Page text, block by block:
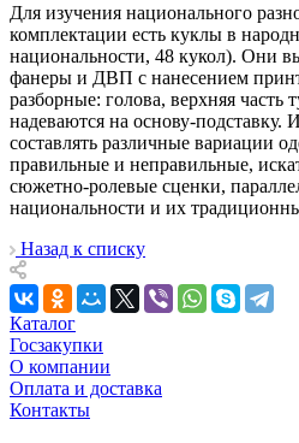
Для изучения национального
комплектации есть куклы в
национальности, 48 кукол). Они
фанеры и ДВП с нанесением
разборные: голова, верхняя часть
надеваются на основу-подставку.
составлять различные вариации
правильные и неправильные,
сюжетно-ролевые сценки,
национальности и их
Назад к списку
Каталог
Госзакупки
О компании
Оплата и доставка
Контакты